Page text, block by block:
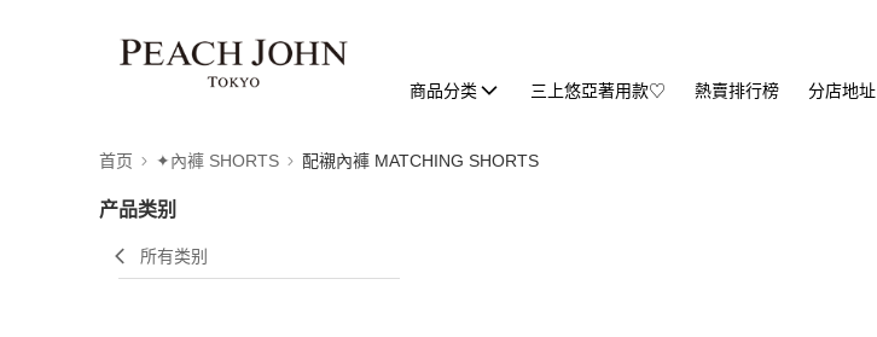
商品分类 三上悠亞著用款♡ 熱賣排行榜 分店地址
首页 ✦內褲 SHORTS 配襯內褲 MATCHING SHORTS
产品类别
所有类别